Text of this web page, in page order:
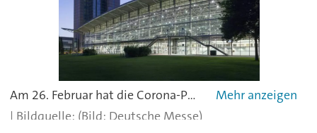
Am 26. Februar hat die Corona-Pandemie auch die deutsche Industrie erreicht: Die Hannover Messe meldet, dass sie mögliche Risiken durch die Corona-Epidemie im Blick behalten will. Für eine Terminverschiebung sei es aber noch zu früh.Hier geht´s zur Meldung
(Bild: Deutsche Messe)